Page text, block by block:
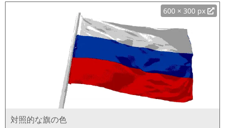
600 × 300 px
対照的な旗の色